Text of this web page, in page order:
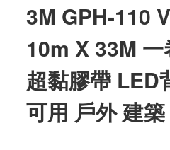
3M GPH-110
10m X 33M
超黏膠帶 LED
可用 戶外 建築